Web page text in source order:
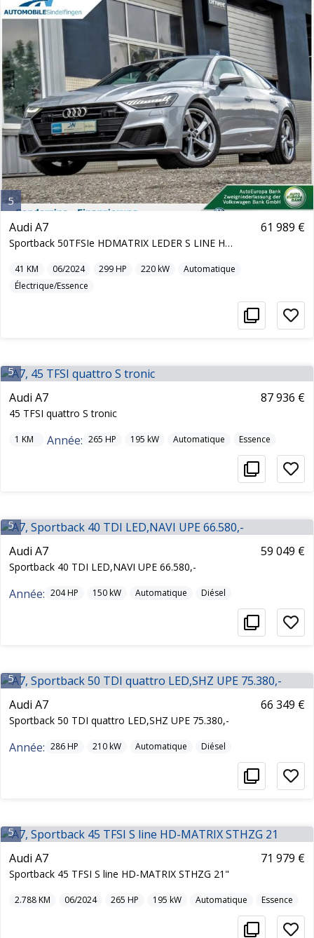
5
Audi A7
Sportback 50TFSIe HDMATRIX LEDER S LINE HYBR.
61 989 €
41 KM 06/2024 299HP 220kW
Automatique
Électrique/Essence
5
Audi A7
45 TFSI quattro S tronic
87 936 €
1 KM Année: 265 HP 195 kW Automatique Essence
5
Audi A7
Sportback 40 TDI LED,NAVI UPE 66.580,-
59 049 €
Année: 204HP 150kW Automatique Diésel
5
Audi A7
Sportback 50 TDI quattro LED,SHZ UPE 75.380,-
66 349 €
Année: 286HP 210kW Automatique Diésel
5
Audi A7
Sportback 45 TFSI S line HD-MATRIX STHZG 21"
71 979 €
2.788KM 06/2024 265 HP 195 kW Automatique Essence